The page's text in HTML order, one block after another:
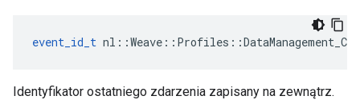
event_id_t
Identyfikator ostatniego zdarzenia zapisany na zewnątrz.